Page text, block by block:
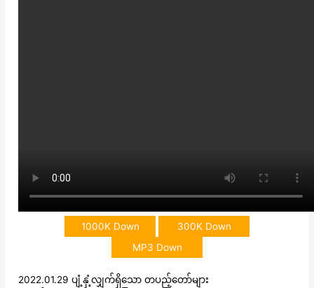
1000K Down
300K Down
MP3 Down
2022.01.29 ပျံ့နှံ့လျှက်ရှိသော တပည့်တော်များ